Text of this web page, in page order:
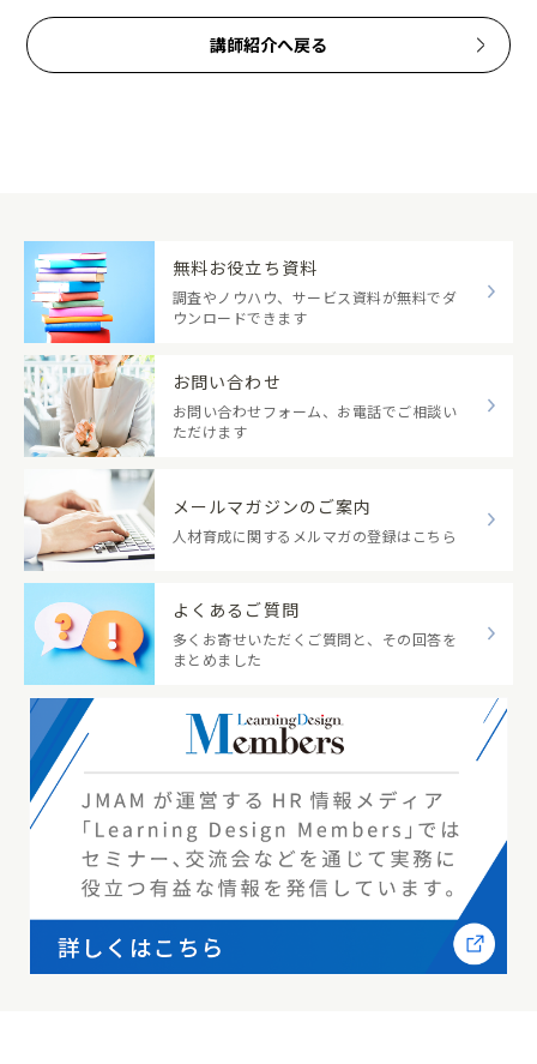
講師紹介へ戻る
無料お役立ち資料
調査やノウハウ、サービス資料が無料でダ
ウンロードできます
お問い合わせ
お問い合わせフォーム、お電話でご相談い
ただけます
メールマガジンのご案内
人材育成に関するメルマガの登録はこちら
よくあるご質問
多くお寄せいただくご質問と、その回答を
まとめました